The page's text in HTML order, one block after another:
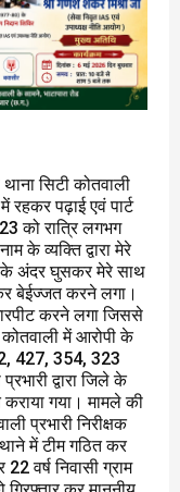
सिटी कोतवाली
रहकर पढ़ाई एवं पार्ट
को रात्रि लगभग
के व्यक्ति द्वारा मेरे
के अंदर घुसकर मेरे साथ
बेईज्जत करने लगा।
करने लगा जिससे
में आरोपी के
427, 354, 323
द्वारा जिले के
गया। मामले की
प्रभारी निरीक्षक
थाने में टीम गठित कर
वर्ष निवासी ग्राम